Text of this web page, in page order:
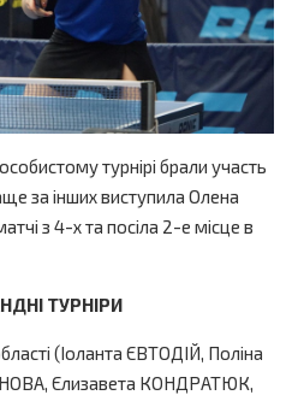
турнірі брали участь
за інших виступила Олена
з 4-х та посіла 2-е місце в
ТУРНІРИ
(Іоланта ЄВТОДІЙ, Поліна
Єлизавета КОНДРАТЮК,